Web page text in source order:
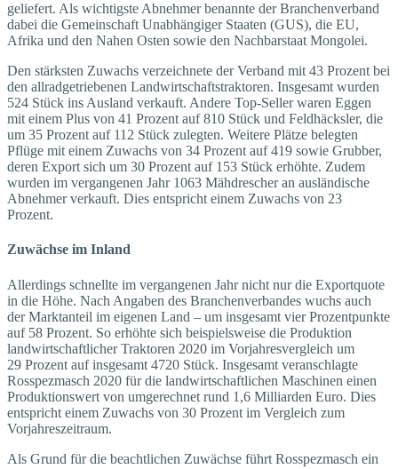
geliefert. Als wichtigste Abnehmer benannte der Branchenverband
dabei die Gemeinschaft Unabhängiger Staaten (GUS), die EU,
Afrika und den Nahen Osten sowie den Nachbarstaat Mongolei.
Den stärksten Zuwachs verzeichnete der Verband mit 43 Prozent bei
den allradgetriebenen Landwirtschaftstraktoren. Insgesamt wurden
524 Stück ins Ausland verkauft. Andere Top-Seller waren Eggen
mit einem Plus von 41 Prozent auf 810 Stück und Feldhäcksler, die
um 35 Prozent auf 112 Stück zulegten. Weitere Plätze belegten
Pflüge mit einem Zuwachs von 34 Prozent auf 419 sowie Grubber,
deren Export sich um 30 Prozent auf 153 Stück erhöhte. Zudem
wurden im vergangenen Jahr 1063 Mähdrescher an ausländische
Abnehmer verkauft. Dies entspricht einem Zuwachs von 23
Prozent.
Zuwächse im Inland
Allerdings schnellte im vergangenen Jahr nicht nur die Exportquote
in die Höhe. Nach Angaben des Branchenverbandes wuchs auch
der Marktanteil im eigenen Land – um insgesamt vier Prozentpunkte
auf 58 Prozent. So erhöhte sich beispielsweise die Produktion
landwirtschaftlicher Traktoren 2020 im Vorjahresvergleich um
29 Prozent auf insgesamt 4720 Stück. Insgesamt veranschlagte
Rosspezmasch 2020 für die landwirtschaftlichen Maschinen einen
Produktionswert von umgerechnet rund 1,6 Milliarden Euro. Dies
entspricht einem Zuwachs von 30 Prozent im Vergleich zum
Vorjahreszeitraum.
Als Grund für die beachtlichen Zuwächse führt Rosspezmasch ein